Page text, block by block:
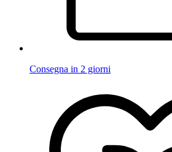
Consegna in 2 giorni